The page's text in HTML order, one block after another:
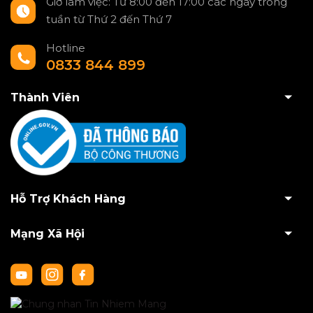
tuần từ Thứ 2 đến Thứ 7
Hotline
0833 844 899
Thành Viên
Hỗ Trợ Khách Hàng
Mạng Xã Hội